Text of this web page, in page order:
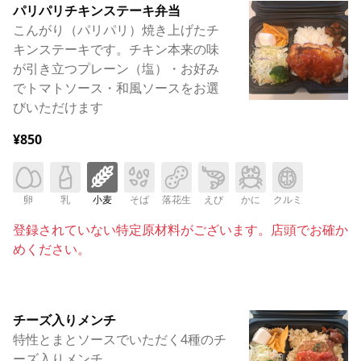
パリパリチキンステーキ弁当
こんがり（パリパリ）焼き上げたチ
キンステーキです。チキン本来の味
が引き立つプレーン（塩）・お好み
でトマトソース・和風ソースをお選
びいただけます
¥850
卵 乳 小麦 そば 落花生 えび かに クルミ
登録されていない特定原材料がございます。店頭でお確か
めください。
チーズ入りメンチ
特性とまとソースでいただく4種のチ